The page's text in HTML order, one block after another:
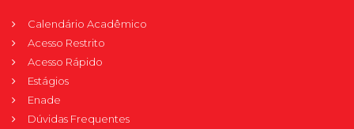
Calendário Acadêmico
Acesso Restrito
Acesso Rápido
Estágios
Enade
Dúvidas Frequentes